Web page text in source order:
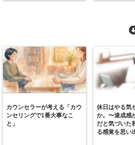
カウンセラーが考える「カウ
ンセリングで1番大事なこ
と」
休日はやる気
か。〜達成感
だと気づいた
る感覚を思い